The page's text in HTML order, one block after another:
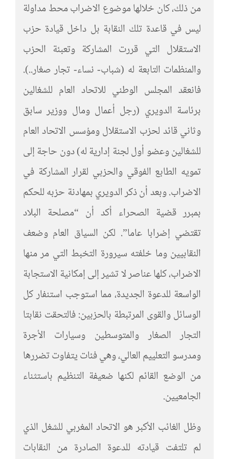
من ذلك، كان خلالها موضوع الاضراب محط مداولة
ليس في قاعدة تلك النقابة بل داخل قيادة حزب
الاستقلال التي قررت المشاركة وتعبئة الحزب
والمنظمات التابعة له (شباب- نساء- تجار صغار..).
فانعقد المجلس الوطني للاتحاد العام للشغالين
برئاسة الدويري (رجل أعمال ومال ووزير سابق
وثاني قائد لحزب الاستقلال ومؤسس الاتحاد العام
للشغالين وعضو أول لجنة إدارية له) دون حاجة إلى
تمويه الطابع الفوقي والحزبي لقرار المشاركة في
الاضراب. وبعد أن ذكر الدويري بمهادنة حزبه للحكم
بمبرر قضية الصحراء أكد أن “مصلحة البلاد
تقتضي إضرابا عاما”. لكن السياق العام وضعف
النقابيين وما خلفته سيرورة التخبط التي مر منها
الاضراب، كلها عناصر لا تشير إلى إمكانية الاستجابة
الواسعة للدعوة الجديدة، مما استوجب استنفار كل
الوسائل والقوى المرتبطة بالحزبين: فالتحقت نقابتا
التجار الصغار والمتوسطين وسيارات الأجرة
ومدرسو التعلييم العالي، وهي فئات يتفاوت تضررها
من الوضع القائم لكنها ضعيفة التنظيم باستثناء
الجامعيين.
وظل الغائب الأكبر هو الاتحاد المغربي للشغل الذي
لم تلتفت قيادته للدعوة الصادرة من النقابات